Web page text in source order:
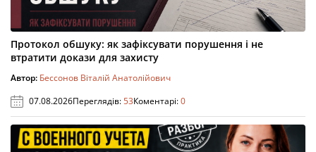
Протокол обшуку: як зафіксувати порушення і не
втратити докази для захисту
Автор: Бессонов Віталій Анатолійович
07.08.2026Переглядів:53Коментарі:0